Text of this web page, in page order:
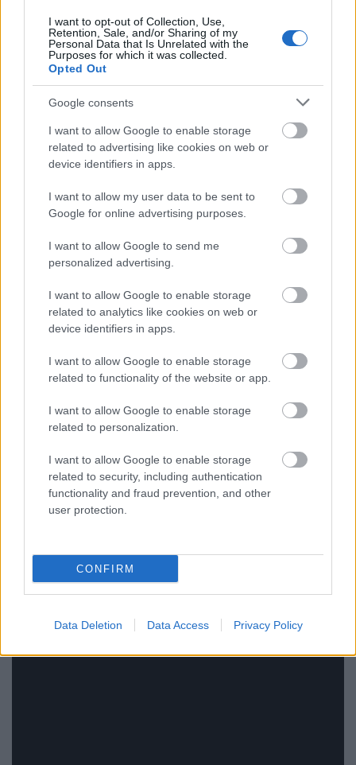
I want to opt-out of Collection, Use,
Retention, Sale, and/or Sharing of my
Personal Data that Is Unrelated with the
Purposes for which it was collected.
Opted Out
Google consents
I want to allow Google to enable storage
related to advertising like cookies on web or
device identifiers in apps.
I want to allow my user data to be sent to
Google for online advertising purposes.
I want to allow Google to send me
personalized advertising.
I want to allow Google to enable storage
related to analytics like cookies on web or
device identifiers in apps.
I want to allow Google to enable storage
related to functionality of the website or app.
I want to allow Google to enable storage
related to personalization.
I want to allow Google to enable storage
related to security, including authentication
functionality and fraud prevention, and other
user protection.
CONFIRM
Data Deletion Data Access Privacy Policy
zenekarában aJügitárosával és aManaky triójával
öltöztet dubba, funkba és pszichedéliába
afro-
arab transzzenés gnawa dalokat.
Sababa 5
Helyszín:Magyar Zene Háza
Időpont:2024. október 2. (szerda) 19.30-22.00
Belépő:5000 Ft
További infók.